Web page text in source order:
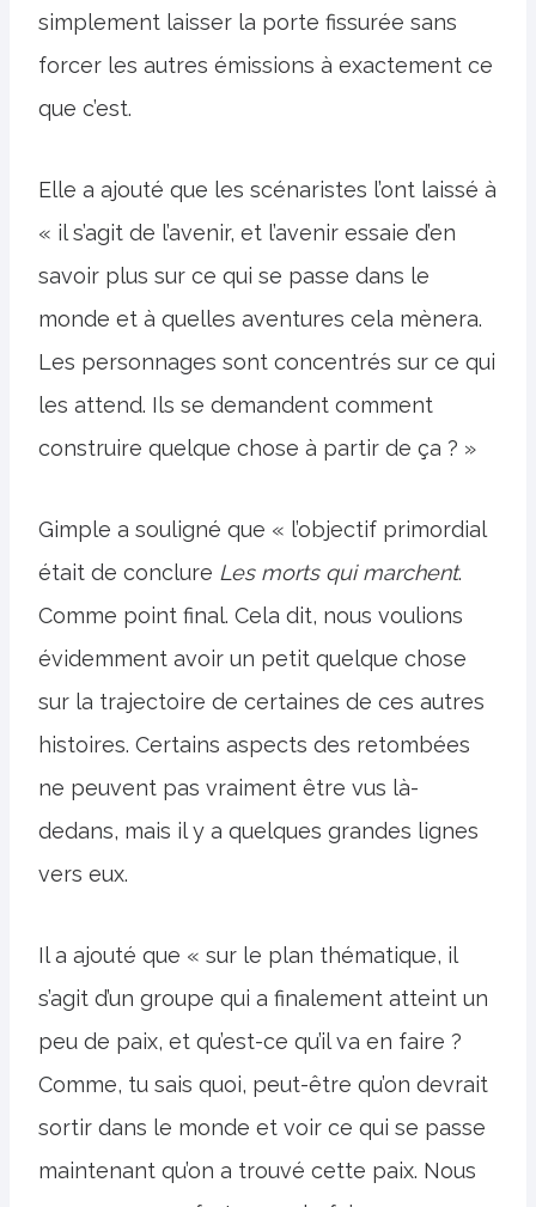
simplement laisser la porte fissurée sans
forcer les autres émissions à exactement ce
que c’est.
Elle a ajouté que les scénaristes l’ont laissé à
« il s’agit de l’avenir, et l’avenir essaie d’en
savoir plus sur ce qui se passe dans le
monde et à quelles aventures cela mènera.
Les personnages sont concentrés sur ce qui
les attend. Ils se demandent comment
construire quelque chose à partir de ça ? »
Gimple a souligné que « l’objectif primordial
était de conclure Les morts qui marchent.
Comme point final. Cela dit, nous voulions
évidemment avoir un petit quelque chose
sur la trajectoire de certaines de ces autres
histoires. Certains aspects des retombées
ne peuvent pas vraiment être vus là-
dedans, mais il y a quelques grandes lignes
vers eux.
Il a ajouté que « sur le plan thématique, il
s’agit d’un groupe qui a finalement atteint un
peu de paix, et qu’est-ce qu’il va en faire ?
Comme, tu sais quoi, peut-être qu’on devrait
sortir dans le monde et voir ce qui se passe
maintenant qu’on a trouvé cette paix. Nous